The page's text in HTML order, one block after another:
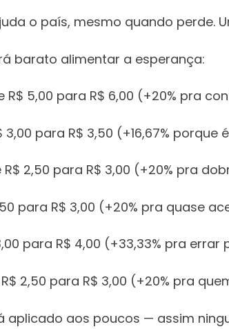
o país, mesmo quando perde.
barato alimentar a esperança:
R$ 5,00 para R$ 6,00 (+20% pra
3,00 para R$ 3,50 (+16,67% porque
R$ 2,50 para R$ 3,00 (+20% pra
para R$ 3,00 (+20% pra quase
para R$ 4,00 (+33,33% pra
2,50 para R$ 3,00 (+20% pra
aplicado aos poucos — assim